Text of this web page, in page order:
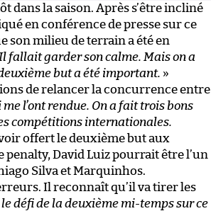
dans la saison. Après s’être incliné
en conférence de presse sur ce
son milieu de terrain a été en
fallait garder son calme. Mais on a
but a été important. »
de relancer la concurrence entre
l’ont rendue. On a fait trois bons
compétitions internationales.
offert le deuxième but aux
penalty, David Luiz pourrait être l’un
Silva et Marquinhos.
Il reconnaît qu’il va tirer les
le défi de la deuxième mi-temps sur ce